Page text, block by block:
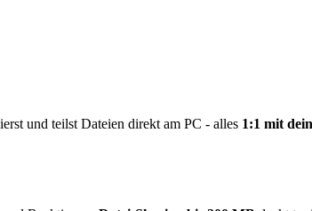
und teilst Dateien direkt am PC - alles 1:1 mit